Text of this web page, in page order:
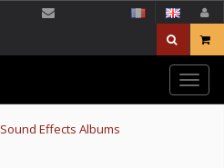
Sound Effects Albums